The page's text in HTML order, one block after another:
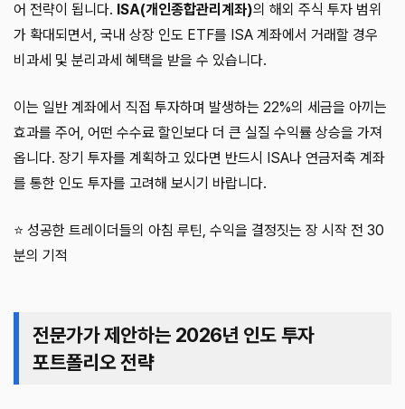
어 전략이 됩니다. ISA(개인종합관리계좌)의 해외 주식 투자 범위
가 확대되면서, 국내 상장 인도 ETF를 ISA 계좌에서 거래할 경우
비과세 및 분리과세 혜택을 받을 수 있습니다.
이는 일반 계좌에서 직접 투자하며 발생하는 22%의 세금을 아끼는
효과를 주어, 어떤 수수료 할인보다 더 큰 실질 수익률 상승을 가져
옵니다. 장기 투자를 계획하고 있다면 반드시 ISA나 연금저축 계좌
를 통한 인도 투자를 고려해 보시기 바랍니다.
⭐ 성공한 트레이더들의 아침 루틴, 수익을 결정짓는 장 시작 전 30
분의 기적
전문가가 제안하는 2026년 인도 투자
포트폴리오 전략